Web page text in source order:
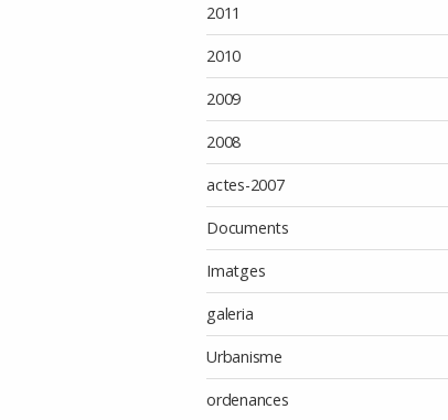
2011
2010
2009
2008
actes-2007
Documents
Imatges
galeria
Urbanisme
ordenances